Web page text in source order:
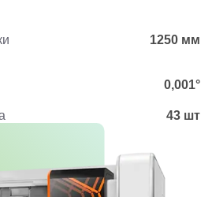
1250 мм
0,001°
43 шт